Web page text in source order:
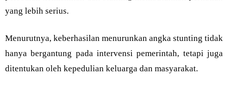
yang lebih serius.
Menurutnya, keberhasilan menurunkan angka stunting tidak
hanya bergantung pada intervensi pemerintah, tetapi juga
ditentukan oleh kepedulian keluarga dan masyarakat.